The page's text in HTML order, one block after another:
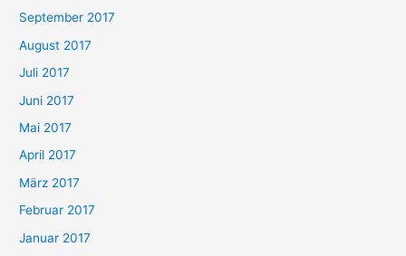
September 2017
August 2017
Juli 2017
Juni 2017
Mai 2017
April 2017
März 2017
Februar 2017
Januar 2017